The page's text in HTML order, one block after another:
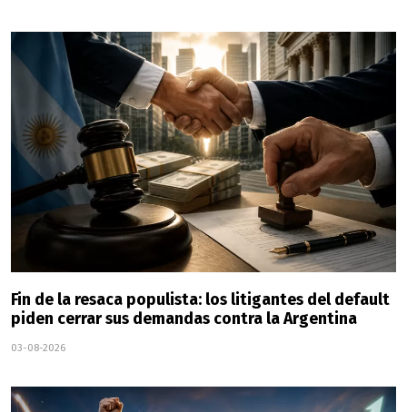
Fin de la resaca populista: los litigantes del default
piden cerrar sus demandas contra la Argentina
03-08-2026